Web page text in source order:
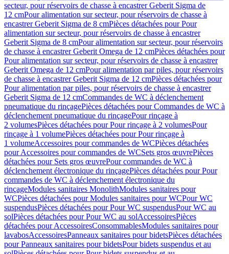
secteur, pour réservoirs de chasse à encastrer Geberit Sigma de
12 cmPour alimentation sur secteur, pour réservoirs de chasse à
encastrer Geberit Sigma de 8 cmPièces détachées pour Pour
alimentation sur secteur, pour réservoirs de chasse à encastrer
Geberit Sigma de 8 cmPour alimentation sur secteur, pour réservoirs
de chasse à encastrer Geberit Omega de 12 cmPièces détachées pour
Pour alimentation sur secteur, pour réservoirs de chasse à encastrer
Geberit Omega de 12 cmPour alimentation par piles, pour réservoirs
de chasse à encastrer Geberit Sigma de 12 cmPièces détachées pour
Pour alimentation par piles, pour réservoirs de chasse à encastrer
Geberit Sigma de 12 cmCommandes de WC à déclenchement
pneumatique du rinçagePièces détachées pour Commandes de WC à
déclenchement pneumatique du rinçagePour rinçage à
2 volumesPièces détachées pour Pour rinçage à 2 volumesPour
rinçage à 1 volumePièces détachées pour Pour rinçage à
1 volumeAccessoires pour commandes de WCPièces détachées
pour Accessoires pour commandes de WCSets gros œuvrePièces
détachées pour Sets gros œuvrePour commandes de WC à
déclenchement électronique du rinçagePièces détachées pour Pour
commandes de WC à déclenchement électronique du
rinçageModules sanitaires MonolithModules sanitaires pour
WCPièces détachées pour Modules sanitaires pour WCPour WC
suspendusPièces détachées pour Pour WC suspendusPour WC au
solPièces détachées pour Pour WC au solAccessoiresPièces
détachées pour AccessoiresConsommablesModules sanitaires pour
lavabosAccessoiresPanneaux sanitaires pour bidetsPièces détachées
pour Panneaux sanitaires pour bidetsPour bidets suspendus et au